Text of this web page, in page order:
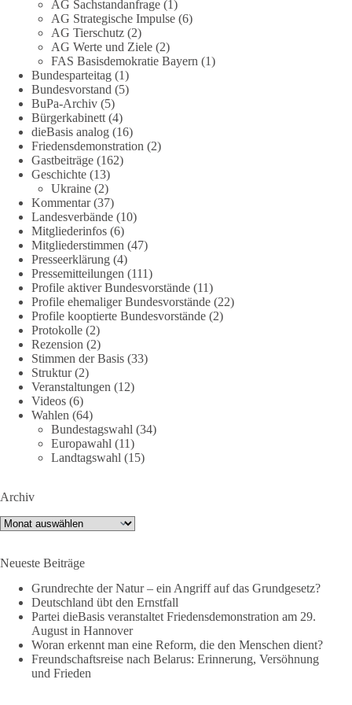
dieBasis fordert deshalb weiterhin eine unabhängige,
vollständige und transparente Aufarbeitung der Corona-Politik.
Ohne Denkverbote, ohne Vorverurteilungen und ohne Tabus.
Quellen:https://apnews.com/article/fauci-diaries-covid-origins-
rand-paul-6b25da9f75a0becbaf2886ab22643e67
https://www.tichyseinblick.de/kolumnen/aus-aller-welt/usa-
tagebuch-fauci-corona-impfung/
#dieBasis #Corona #Aufarbeitung
#Vertrauen
239 36 60
DieBasis
2 Tage(n) zuvor
🕊 Wir wollen den Krieg mit Russland nicht!
Am 20. Juni 2026 fand in Berlin am Brandenburger Tor die
Demonstration mit dem Motto „Russland ist nicht unser
Feind“ statt.
Hier ein Auszug aus der Rede von der
Bundestagsabgeordneten Sevim Dağdelen (BSW).
„Wir müssen Nein sagen zu diesem stinkenden
👉 Hier geht es zum vollständigen Video:
https://www.youtube.com/live/a9hOswSNg4I?
🟩🟩🟦🟦🟥🟥🟧🟧
❤️ Wir freuen uns über deine Unterstützung:
https://diebasis.de/spenden/
#dieBasis #frieden #russandistnichtunserFeind #friedenspartei
AG Sachstandanfrage (1)
AG Strategische Impulse (6)
AG Tierschutz (2)
AG Werte und Ziele (2)
FAS Basisdemokratie Bayern (1)
Bundesparteitag (1)
Bundesvorstand (5)
BuPa-Archiv (5)
Bürgerkabinett (4)
dieBasis analog (16)
Friedensdemonstration (2)
Gastbeiträge (162)
Geschichte (13)
Ukraine (2)
Kommentar(37)
Landesverbände (10)
Mitgliederinfos (6)
Mitgliederstimmen (47)
Presseerklärung (4)
Pressemitteilungen (111)
Profile aktiver Bundesvorstände (11)
Profile ehemaliger Bundesvorstände (22)
Profile kooptierte Bundesvorstände (2)
Protokolle (2)
Rezension (2)
Stimmen der Basis (33)
Struktur(2)
Veranstaltungen (12)
Videos (6)
Wahlen (64)
Bundestagswahl (34)
Europawahl (11)
Landtagswahl (15)
Archiv
Archiv
Neueste Beiträge
Grundrechte der Natur – ein Angriff auf das Grundgesetz?
Deutschland übt den Ernstfall
Partei dieBasis veranstaltet Friedensdemonstration am 29.
August in Hannover
Woran erkennt man eine Reform, die den Menschen dient?
Freundschaftsreise nach Belarus: Erinnerung, Versöhnung
und Frieden